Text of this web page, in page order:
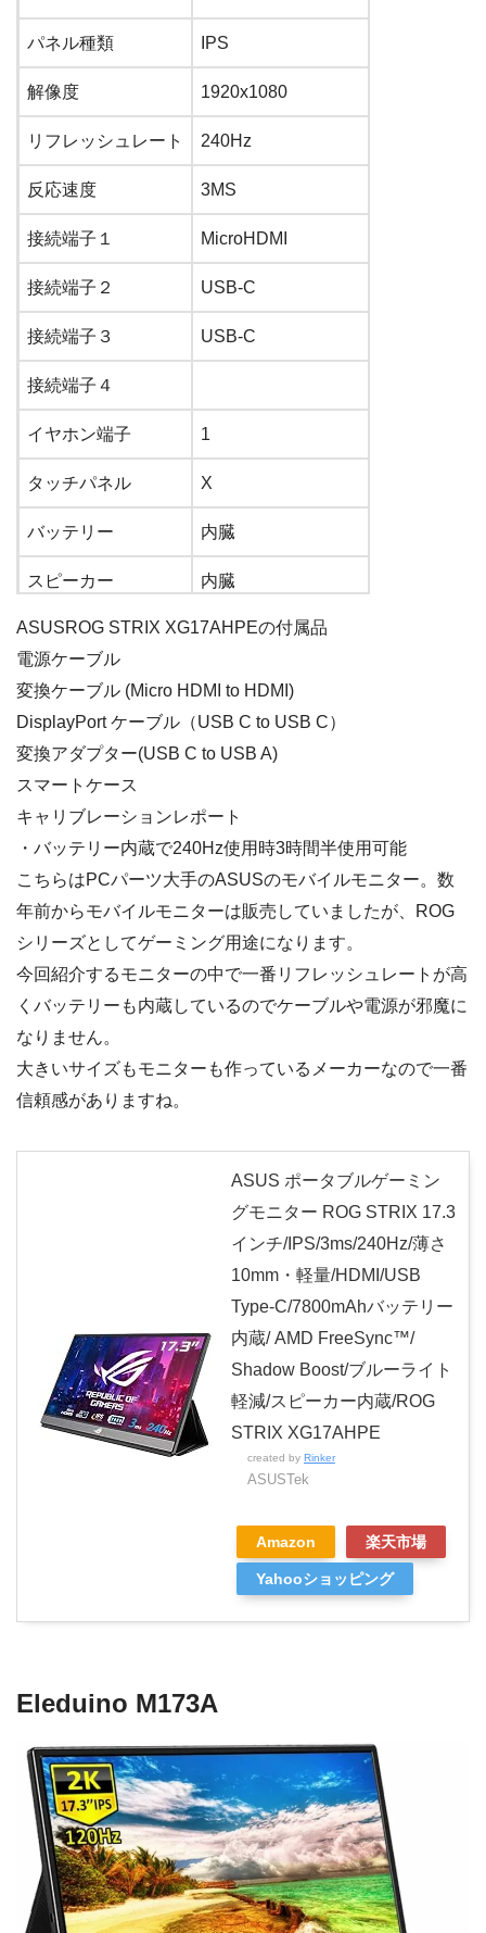
パネル種類 IPS
解像度 1920x1080
リフレッシュレート 240Hz
反応速度 3MS
接続端子１ MicroHDMI
接続端子２ USB-C
接続端子３ USB-C
接続端子４
イヤホン端子 1
タッチパネル X
バッテリー 内臓
スピーカー 内臓
VRR FreeSYNC
ASUSROG STRIX XG17AHPEの付属品
電源ケーブル
変換ケーブル (Micro HDMI to HDMI)
DisplayPort ケーブル（USB C to USB C）
変換アダプター(USB C to USB A)
スマートケース
キャリブレーションレポート
・バッテリー内蔵で240Hz使用時3時間半使用可能
こちらはPCパーツ大手のASUSのモバイルモニター。数
年前からモバイルモニターは販売していましたが、ROG
シリーズとしてゲーミング用途になります。
今回紹介するモニターの中で一番リフレッシュレートが高
くバッテリーも内蔵しているのでケーブルや電源が邪魔に
なりません。
大きいサイズもモニターも作っているメーカーなので一番
信頼感がありますね。
ASUS ポータブルゲーミン
グモニター ROG STRIX 17.3
インチ/IPS/3ms/240Hz/薄さ
10mm・軽量/HDMI/USB
Type-C/7800mAhバッテリー
内蔵/ AMD FreeSync™/
Shadow Boost/ブルーライト
軽減/スピーカー内蔵/ROG
STRIX XG17AHPE
created by Rinker
ASUSTek
Amazon 楽天市場
Yahooショッピング
Eleduino M173A